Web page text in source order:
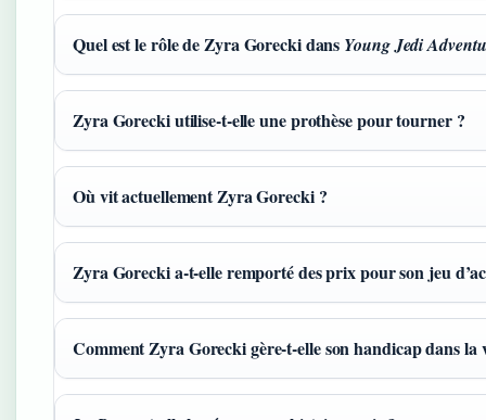
Quel est le rôle de Zyra Gorecki dans Young Jedi
Zyra Gorecki utilise-t-elle une prothèse pour tourner ?
Où vit actuellement Zyra Gorecki ?
Zyra Gorecki a-t-elle remporté des prix pour son jeu
Comment Zyra Gorecki gère-t-elle son handicap dans la